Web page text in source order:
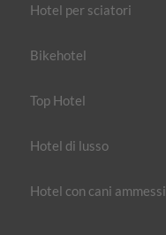
Hotel per sciatori
Bikehotel
Top Hotel
Hotel di lusso
Hotel con cani ammessi